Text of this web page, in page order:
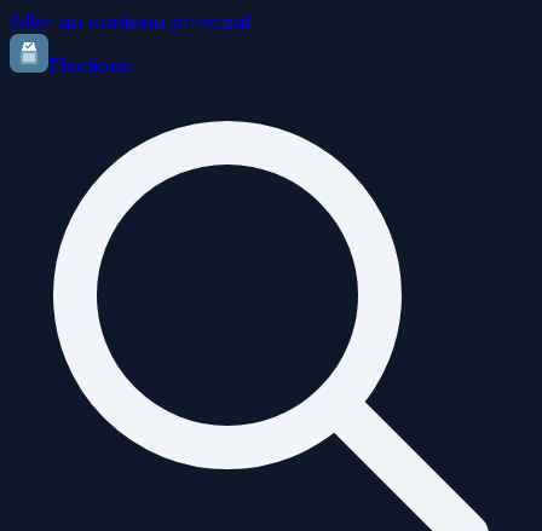
Aller au contenu principal
Elections